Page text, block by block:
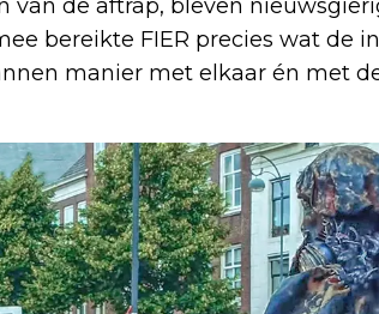
van de aftrap, bleven
bereikte FIER precies wat de
manier met elkaar én met